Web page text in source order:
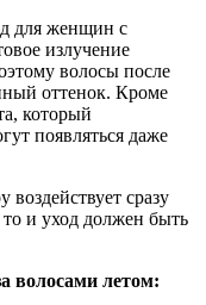
для женщин с
излучение
волосы после
оттенок. Кроме
который
появляться даже
сразу
и уход должен быть
волосами летом: